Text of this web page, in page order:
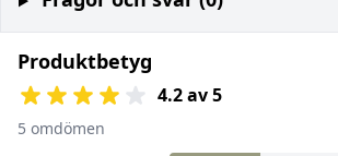
Produktbetyg
4.2 av 5
5 omdömen